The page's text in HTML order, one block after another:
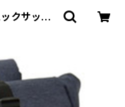
クサック